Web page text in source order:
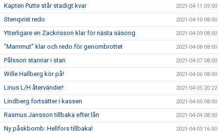
Kapten Putte står stadigt kvar 2021-04-11 09:00
Stenqvist redo 2021-04-10 08:00
Ytterligare en Zackrisson klar för nästa säsong 2021-04-09 08:00
”Mammut” klar och redo för genombrottet 2021-04-08 08:00
Pålsson stannar i stan 2021-04-07 08:00
Wille Hallberg kör på! 2021-04-06 08:00
Linus L/H återvänder! 2021-04-05 20:22
Lindberg fortsätter i kassen 2021-04-05 08:00
Rasmus Jansson tillbaka efter lån 2021-04-04 08:00
Ny påskbomb: Hellfors tillbaka! 2021-04-03 16:00